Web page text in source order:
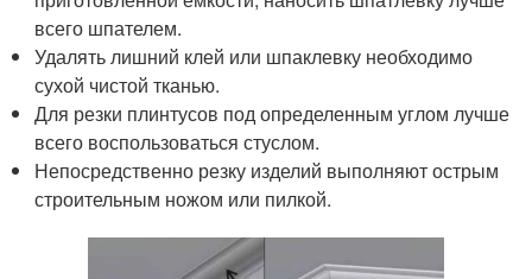
всего шпателем.
Удалять лишний клей или шпаклевку необходимо
сухой чистой тканью.
Для резки плинтусов под определенным углом лучше
всего воспользоваться стуслом.
Непосредственно резку изделий выполняют острым
строительным ножом или пилкой.